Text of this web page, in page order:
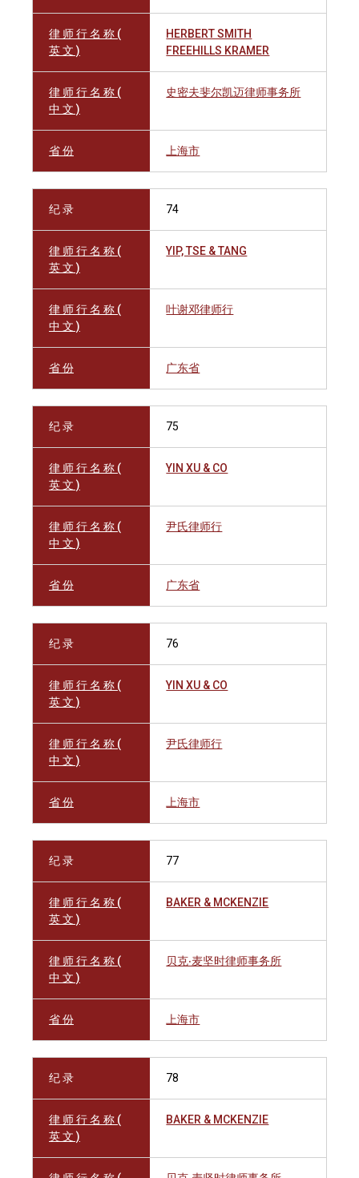
律 师 行 名 称 (
英 文 )
HERBERT SMITH
FREEHILLS KRAMER
律 师 行 名 称 (
中 文 )
史密夫斐尔凯迈律师事务所
省 份 上海市
纪 录 74
律 师 行 名 称 (
英 文 )
YIP, TSE & TANG
律 师 行 名 称 (
中 文 )
叶谢邓律师行
省 份 广东省
纪 录 75
律 师 行 名 称 (
英 文 )
YIN XU & CO
律 师 行 名 称 (
中 文 )
尹氏律师行
省 份 广东省
纪 录 76
律 师 行 名 称 (
英 文 )
YIN XU & CO
律 师 行 名 称 (
中 文 )
尹氏律师行
省 份 上海市
纪 录 77
律 师 行 名 称 (
英 文 )
BAKER & MCKENZIE
律 师 行 名 称 (
中 文 )
贝克‧麦坚时律师事务所
省 份 上海市
纪 录 78
律 师 行 名 称 (
英 文 )
BAKER & MCKENZIE